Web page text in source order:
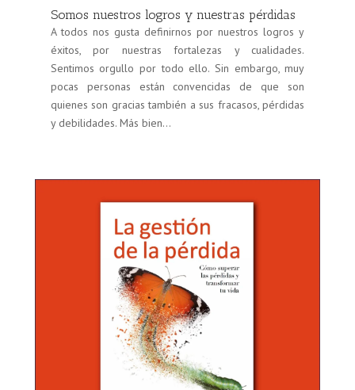
Somos nuestros logros y nuestras pérdidas
A todos nos gusta definirnos por nuestros logros y
éxitos, por nuestras fortalezas y cualidades.
Sentimos orgullo por todo ello. Sin embargo, muy
pocas personas están convencidas de que son
quienes son gracias también a sus fracasos, pérdidas
y debilidades. Más bien...